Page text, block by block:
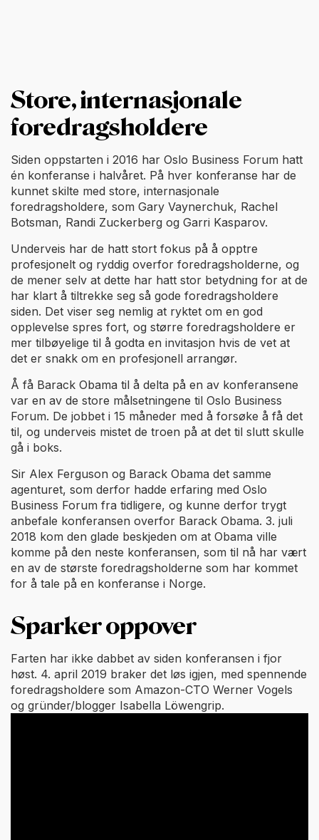
Store, internasjonale
foredragsholdere
Siden oppstarten i 2016 har Oslo Business Forum hatt
én konferanse i halvåret. På hver konferanse har de
kunnet skilte med store, internasjonale
foredragsholdere, som Gary Vaynerchuk, Rachel
Botsman, Randi Zuckerberg og Garri Kasparov.
Underveis har de hatt stort fokus på å opptre
profesjonelt og ryddig overfor foredragsholderne, og
de mener selv at dette har hatt stor betydning for at de
har klart å tiltrekke seg så gode foredragsholdere
siden. Det viser seg nemlig at ryktet om en god
opplevelse spres fort, og større foredragsholdere er
mer tilbøyelige til å godta en invitasjon hvis de vet at
det er snakk om en profesjonell arrangør.
Å få Barack Obama til å delta på en av konferansene
var en av de store målsetningene til Oslo Business
Forum. De jobbet i 15 måneder med å forsøke å få det
til, og underveis mistet de troen på at det til slutt skulle
gå i boks.
Sir Alex Ferguson og Barack Obama det samme
agenturet, som derfor hadde erfaring med Oslo
Business Forum fra tidligere, og kunne derfor trygt
anbefale konferansen overfor Barack Obama. 3. juli
2018 kom den glade beskjeden om at Obama ville
komme på den neste konferansen, som til nå har vært
en av de største foredragsholderne som har kommet
for å tale på en konferanse i Norge.
Sparker oppover
Farten har ikke dabbet av siden konferansen i fjor
høst. 4. april 2019 braker det løs igjen, med spennende
foredragsholdere som Amazon-CTO Werner Vogels
og gründer/blogger Isabella Löwengrip.